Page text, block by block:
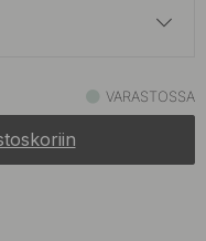
Varastossa
42.08 €
Varastossa
VARASTOSSA